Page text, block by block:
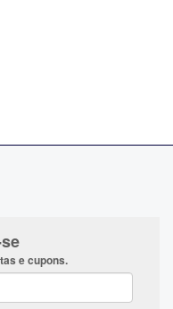
e cupons.